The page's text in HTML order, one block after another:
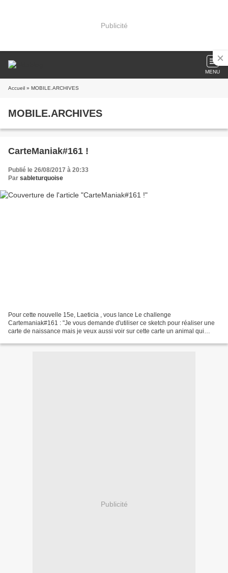
Publicité
MENU
Accueil » MOBILE.ARCHIVES
MOBILE.ARCHIVES
CarteManiak#161 !
Publié le 26/08/2017 à 20:33
Par sableturquoise
Pour cette nouvelle 15e, Laeticia , vous lance Le challenge
Cartemaniak#161 : "Je vous demande d'utiliser ce sketch pour réaliser une
carte de naissance mais je veux aussi voir sur cette carte un animal qui
Publicité